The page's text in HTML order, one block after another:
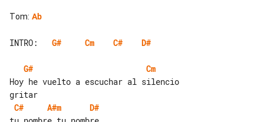
Tom: Ab
INTRO: G# Cm C# D#
G#
Cm
Hoy he vuelto a escuchar al silencio
C#
A#m
D#